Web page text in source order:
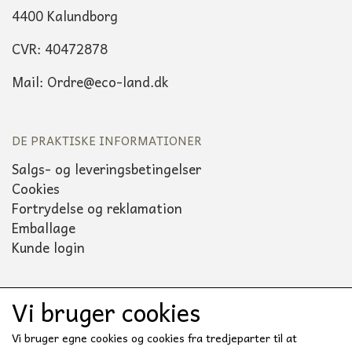
4400 Kalundborg
CVR: 40472878
Mail: Ordre@eco-land.dk
DE PRAKTISKE INFORMATIONER
Salgs- og leveringsbetingelser
Cookies
Fortrydelse og reklamation
Emballage
Kunde login
Sociale medier
Vi bruger cookies
Vi bruger egne cookies og cookies fra tredjeparter til at